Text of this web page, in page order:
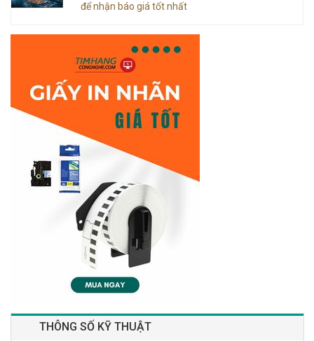
để nhận báo giá tốt nhất
THÔNG SỐ KỸ THUẬT